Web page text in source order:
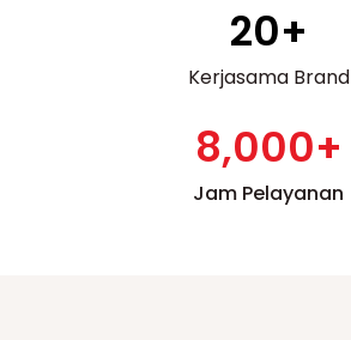
Kerjasama Brand
20+
Jam Pelayanan
8,000+